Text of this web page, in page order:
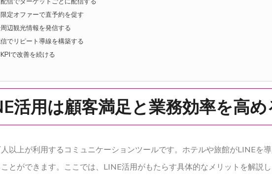
定オファーで直予約を促す
辺観光情報を発信する
でリピート導線を構築する
で改善を続ける
活用は顧客満足と業務効率を高め
以上が利用するコミュニケーションツールです。ホテルや旅館がLINEを
とができます。ここでは、LINE活用がもたらす具体的なメリットを解説